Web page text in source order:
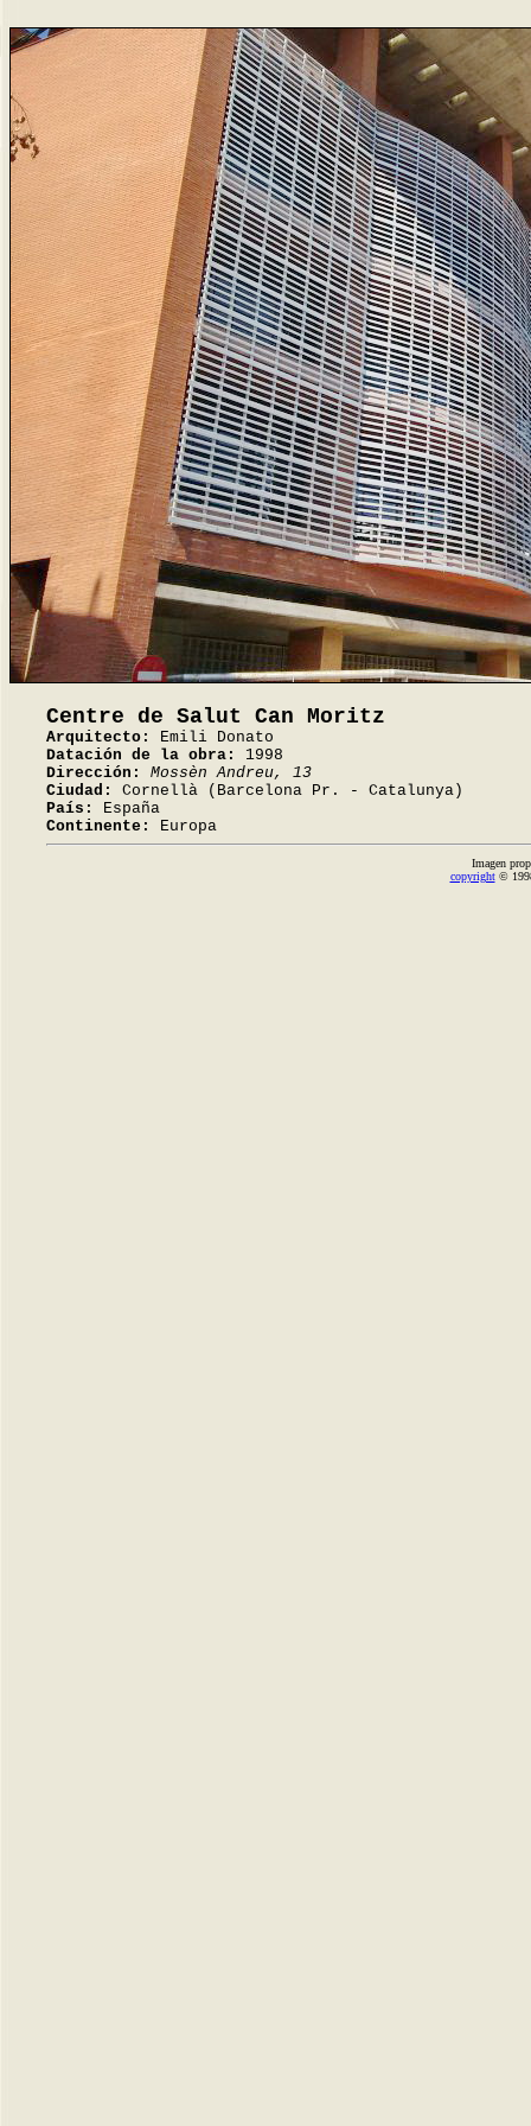
Centre de Salut Can Moritz
Arquitecto:
Emili Donato
Datación de la obra:
1998
Dirección:
Mossèn Andreu, 13
Ciudad:
Cornellà (Barcelona Pr. - Catalunya)
País:
España
Continente:
Europa
Imagen
copyright©